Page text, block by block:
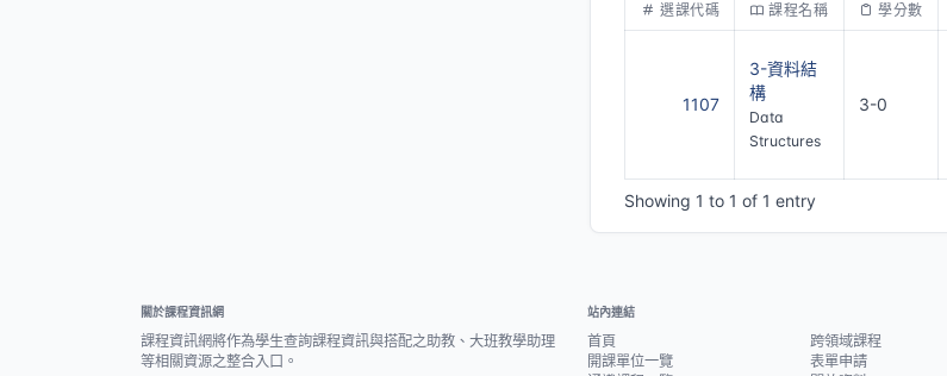
選課代碼 課程名稱 學分數
1107
3-資料結
構
Data
Structures
3-0
Showing 1 to 1 of 1 entry
關於課程資訊網
課程資訊網將作為學生查詢課程資訊與搭配之助教、大班教學助理
等相關資源之整合入口。
站內連結
首頁
開課單位一覽
跨領域課程
表單申請